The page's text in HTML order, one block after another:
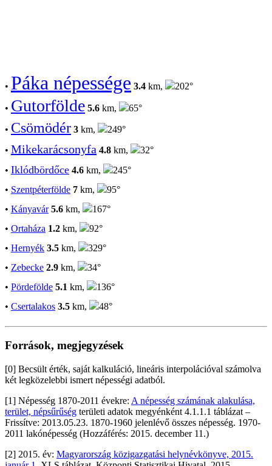
• Páka népessége 3.4 km, 202°
• Gutorfölde 5.6 km, 65°
• Csömödér 3 km,
249°
• Mikekarácsonyfa 4.8 km,
32°
• Iklódbördőce 4.6 km,
245°
• Szentpéterfölde 7 km,
95°
• Kányavár 5.6 km,
167°
• Ortaháza 1.2 km,
92°
• Hernyék 3.5 km,
329°
• Zebecke 2.9 km,
34°
• Pördefölde 5.1 km,
136°
• Csertalakos 3.5 km, 48°
Források, megjegyzések
[0] Becsült érték, saját kalkuláció, lineáris interpolációval számolva
két legközelebbi ismert népességi adatból.
[1] Népesség 1870-2011 évekre: A népesség számának alakulása,
terület, népsűrűség területi adatok megyénként 4.1.1.1 táblázat –
Frissítve: 2013.05.23. 1870-1960 jelenlévő összes népesség. 1970-
2011 lakónépesség (Hozzáférés: 2015. december 11.)
[2] 2015. év: Magyarország közigazgatási helynévkönyve, 2015.